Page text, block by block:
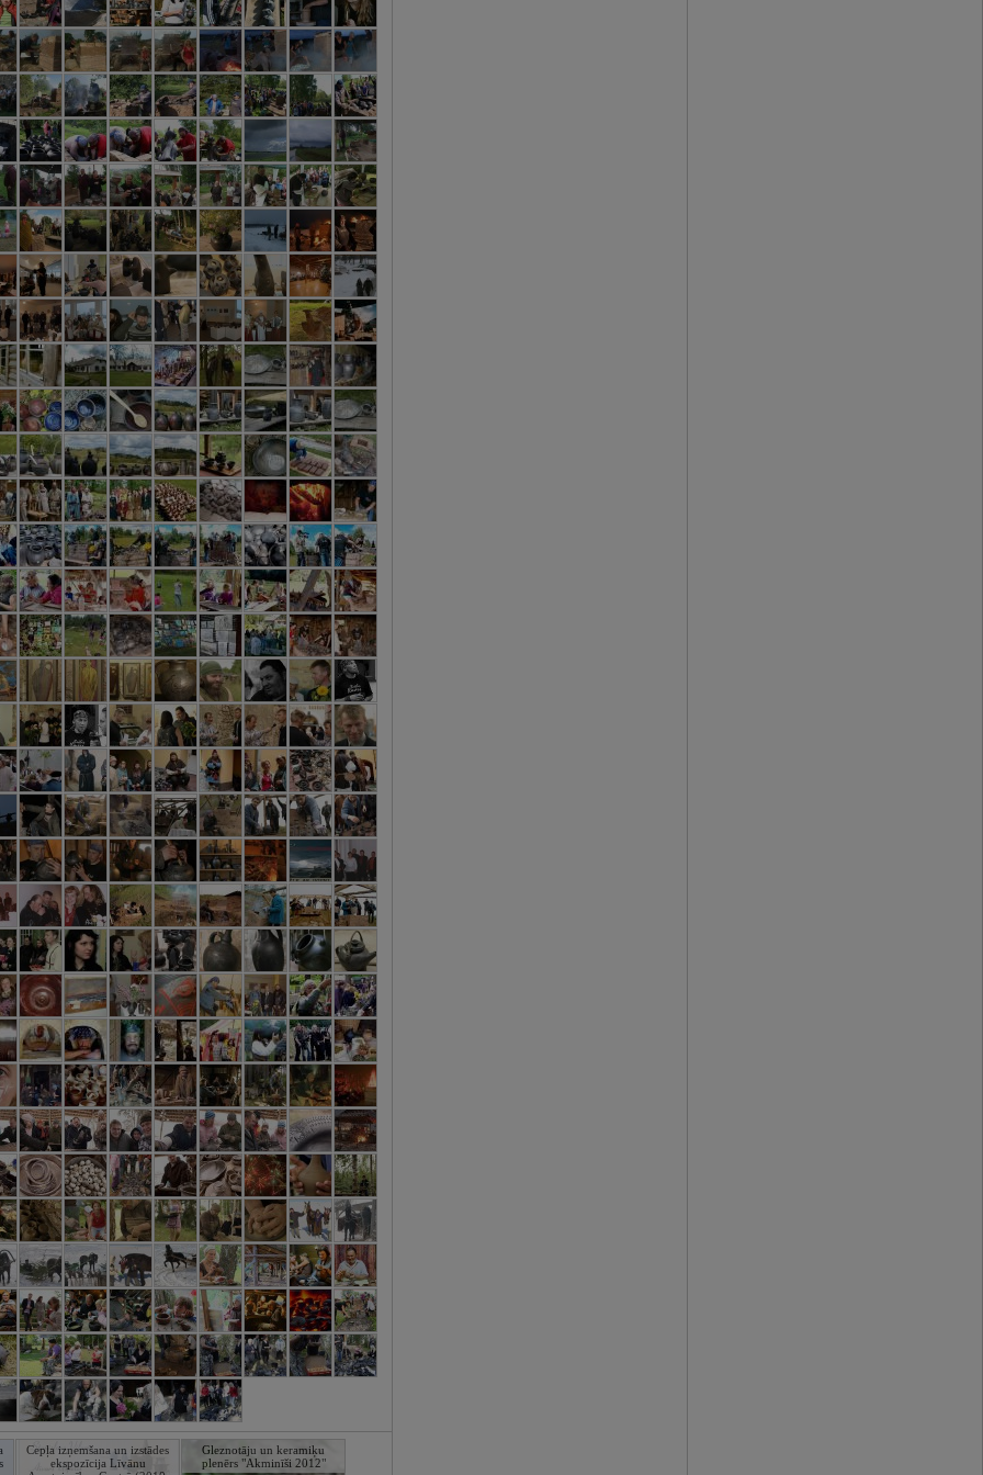
Cepļa izņemšana un izstādes
ekspozīcija Līvānu
Gleznotāju un keramiķu
plenērs "Akminīši 2012"